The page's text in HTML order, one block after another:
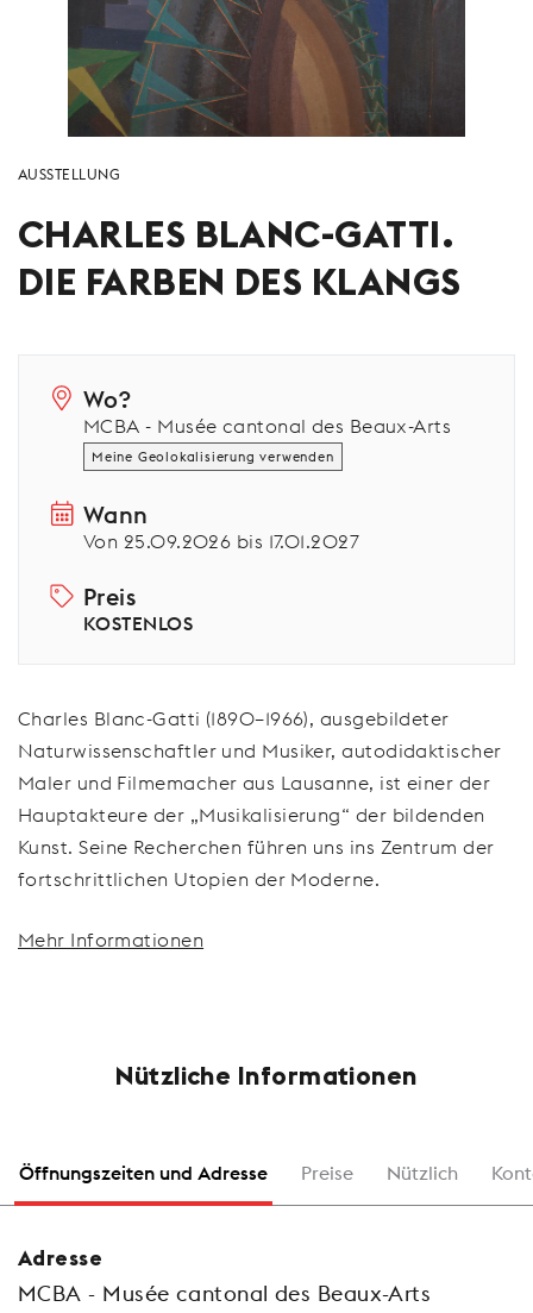
AUSSTELLUNG
CHARLES BLANC-GATTI.
DIE FARBEN DES KLANGS
Wo?
MCBA - Musée cantonal des Beaux-Arts
Meine Geolokalisierung verwenden
Wann
Von 25.09.2026 bis 17.01.2027
Preis
KOSTENLOS
Charles Blanc-Gatti (1890–1966), ausgebildeter
Naturwissenschaftler und Musiker, autodidaktischer
Maler und Filmemacher aus Lausanne, ist einer der
Hauptakteure der „Musikalisierung“ der bildenden
Kunst. Seine Recherchen führen uns ins Zentrum der
fortschrittlichen Utopien der Moderne.
Mehr Informationen
Nützliche Informationen
Öffnungszeiten und Adresse Preise Nützlich
Adresse
MCBA - Musée cantonal des Beaux-Arts